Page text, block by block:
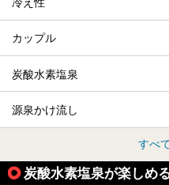
冷え性
カップル
炭酸水素塩泉
源泉かけ流し
すべ
炭酸水素塩泉が楽しめ